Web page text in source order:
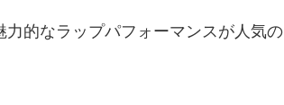
的なラップパフォーマンスが人気の